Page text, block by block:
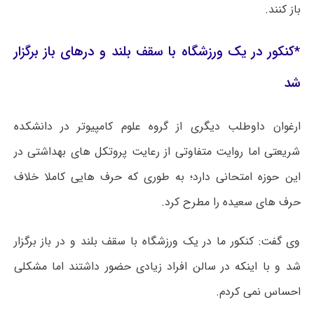
باز کنند.
*کنکور در یک ورزشگاه با سقف بلند و درهای باز برگزار
شد
ارغوان داوطلب دیگری از گروه علوم کامپیوتر در دانشکده
شریعتی اما روایت متفاوتی از رعایت پروتکل ‌های بهداشتی در
این حوزه امتحانی دارد؛ به طوری که حرف هایی کاملا خلاف
حرف های سعیده را مطرح کرد.
وی گفت: کنکور ما در یک ورزشگاه با سقف بلند و در باز برگزار
شد و با اینکه در سالن افراد زیادی حضور داشتند اما مشکلی
احساس نمی کردم.